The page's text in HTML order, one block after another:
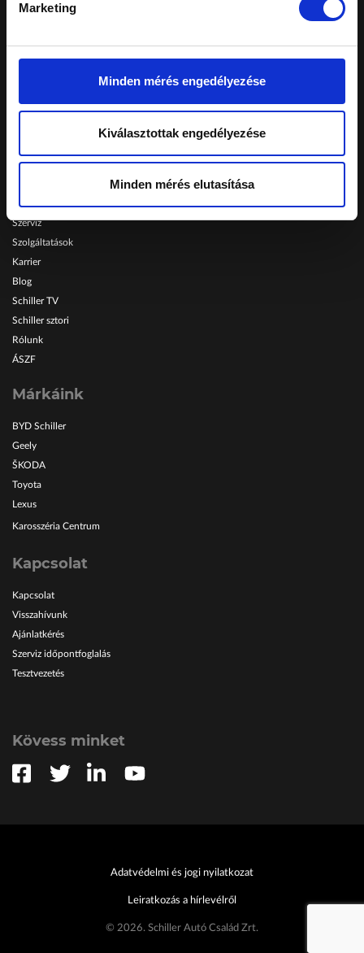
Marketing
Minden mérés engedélyezése
Kiválasztottak engedélyezése
Minden mérés elutasítása
jellegűek, nem minősülnek ajánlattételnek.
Konkrét, személyreszabott ajánlatokért fordulj
márkakereskedéseinkhez.
Telephelyeinken ezekkel a kártyákkal fizethet:
Autóvásárlás
Szerviz
Szolgáltatások
Karrier
Blog
Schiller TV
Schiller sztori
Rólunk
ÁSZF
Márkáink
BYD Schiller
Geely
ŠKODA
Toyota
Lexus
Karosszéria Centrum
Kapcsolat
Kapcsolat
Visszahívunk
Ajánlatkérés
Szerviz időpontfoglalás
Tesztvezetés
Kövess minket
Adatvédelmi és jogi nyilatkozat
© 2026. Schiller Autó Család Zrt.
Leiratkozás a hírlevélről